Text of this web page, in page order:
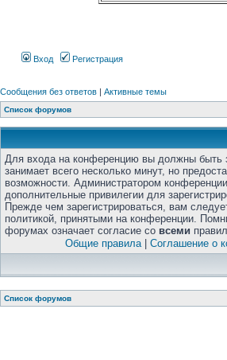
Вход Регистрация
Сообщения без ответов | Активные темы
Список форумов
Для входа на конференцию вы должны быть
занимает всего несколько минут, но
возможности. Администратором
дополнительные привилегии для
Прежде чем зарегистрироваться, вам
политикой, принятыми на конференции.
форумах означает согласие со всеми
Общие правила| Соглашение о
Список форумов